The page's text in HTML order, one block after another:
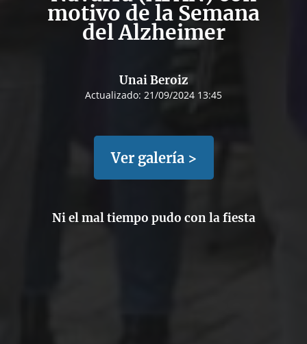
motivo de la Semana
del Alzheimer
Unai Beroiz
Actualizado: 21/09/2024 13:45
Ver galería >
Ni el mal tiempo pudo con la fiesta